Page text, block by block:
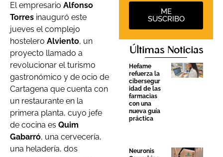
El empresario Alfonso
Torres inauguró este
jueves el complejo
hostelero Alviento, un
proyecto llamado a
revolucionar el turismo
gastronómico y de ocio de
Cartagena que cuenta con
un restaurante en la
primera planta, cuyo jefe
de cocina es Quim
Gabarró, una cervecería,
una heladería, dos
ME
SUSCRIBO
Últimas Noticias
Hefame
refuerza la
cibersegur
idad de las
farmacias
con una
nueva guía
práctica
Neuronis